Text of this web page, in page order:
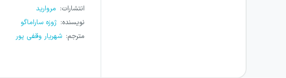
انتشارات: مروارید
نویسنده: ژوزه ساراماگو
مترجم: شهریار وقفی پور